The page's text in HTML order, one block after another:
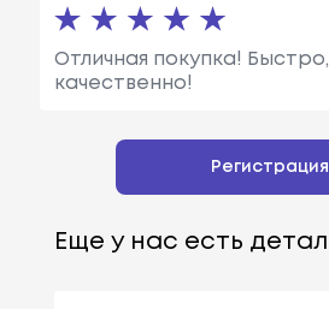
Отличная покупка!
качественно!
Регистрация
Еще у нас есть